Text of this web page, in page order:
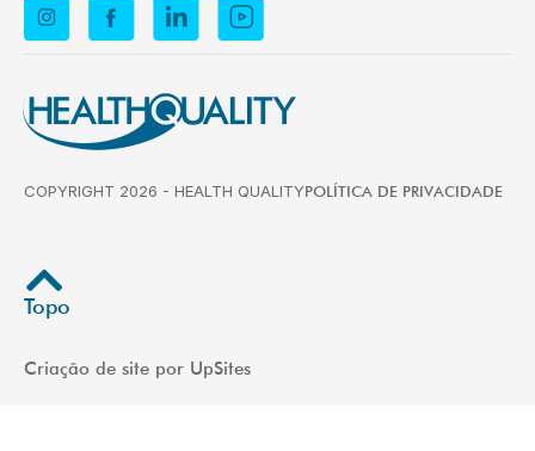
COPYRIGHT 2026 - HEALTH QUALITYPOLÍTICA DE PRIVACIDADE
Topo
Criação de site por UpSites